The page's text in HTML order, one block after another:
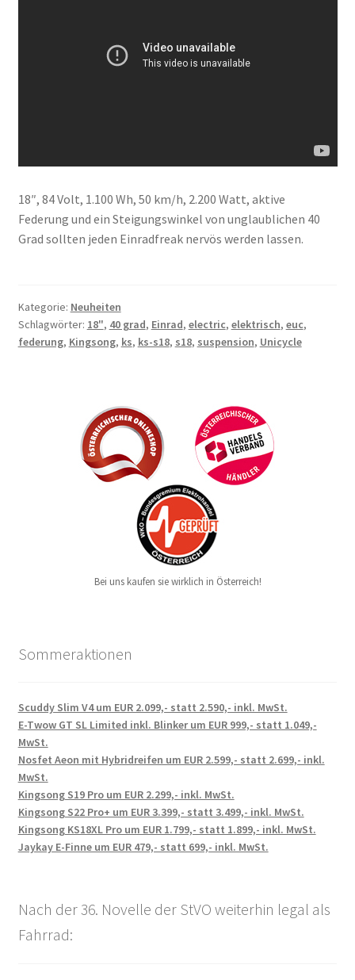
18″, 84 Volt, 1.100 Wh, 50 km/h, 2.200 Watt, aktive
Federung und ein Steigungswinkel von unglaublichen 40
Grad sollten jeden Einradfreak nervös werden lassen.
Kategorie: Neuheiten
Schlagwörter: 18", 40 grad, Einrad, electric, elektrisch, euc,
federung, Kingsong, ks, ks-s18, s18, suspension, Unicycle
Bei uns kaufen sie wirklich in Österreich!
Sommeraktionen
Scuddy Slim V4 um EUR 2.099,- statt 2.590,- inkl. MwSt.
E-Twow GT SL Limited inkl. Blinker um EUR 999,- statt 1.049,-
MwSt.
Nosfet Aeon mit Hybridreifen um EUR 2.599,- statt 2.699,- inkl.
MwSt.
Kingsong S19 Pro um EUR 2.299,- inkl. MwSt.
Kingsong S22 Pro+ um EUR 3.399,- statt 3.499,- inkl. MwSt.
Kingsong KS18XL Pro um EUR 1.799,- statt 1.899,- inkl. MwSt.
Jaykay E-Finne um EUR 479,- statt 699,- inkl. MwSt.
Nach der 36. Novelle der StVO weiterhin legal als
Fahrrad: